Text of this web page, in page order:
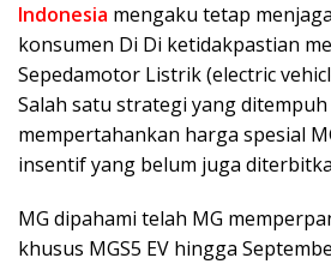
Indonesia mengaku tetap
konsumen Di Di ketidakpastian
Sepedamotor Listrik (electric
Salah satu strategi yang ditempuh
mempertahankan harga spesial
insentif yang belum juga
MG dipahami telah MG
khusus MGS5 EV hingga